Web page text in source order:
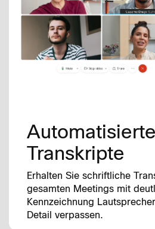
Automatisierte
Transkripte
Erhalten Sie schriftliche
gesamten Meetings mit
Kennzeichnung
Detail verpassen.